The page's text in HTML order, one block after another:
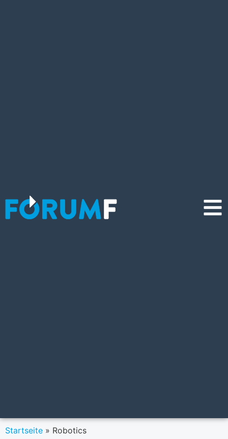
Startseite » Robotics